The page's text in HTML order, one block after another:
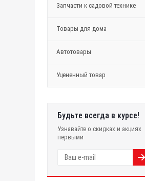
Запчасти к садовой технике
Товары для дома
Автотовары
Уцененный товар
Будьте всегда в курсе!
Узнавайте о скидках и акциях
первыми